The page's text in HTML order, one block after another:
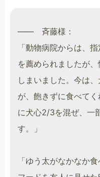
―― 斉藤様：
「動物病院からは、
を薦められましたが
しまいました。今は
が、飽きずに食べて
に犬心2/3を混ぜ、一
す。」
「ゆう太がなかなか